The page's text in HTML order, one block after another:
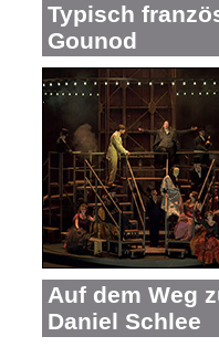
Typisch
Gounod
Auf dem Weg
Daniel Schlee